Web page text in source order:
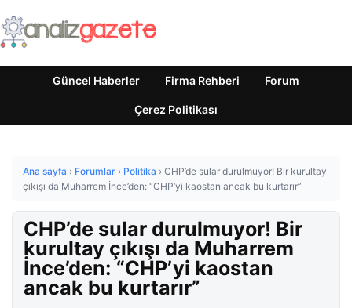
Güncel Haberler Firma Rehberi Forum
Çerez Politikası
Ana sayfa › Forumlar › Politika › CHP’de sular durulmuyor! Bir kurultay
çıkışı da Muharrem İnce’den: “CHP’yi kaostan ancak bu kurtarır”
CHP’de sular durulmuyor! Bir
kurultay çıkışı da Muharrem
İnce’den: “CHP’yi kaostan
ancak bu kurtarır”